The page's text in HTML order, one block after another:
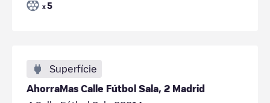
x 5
Superfície
AhorraMas Calle Fútbol Sala, 2 Madrid